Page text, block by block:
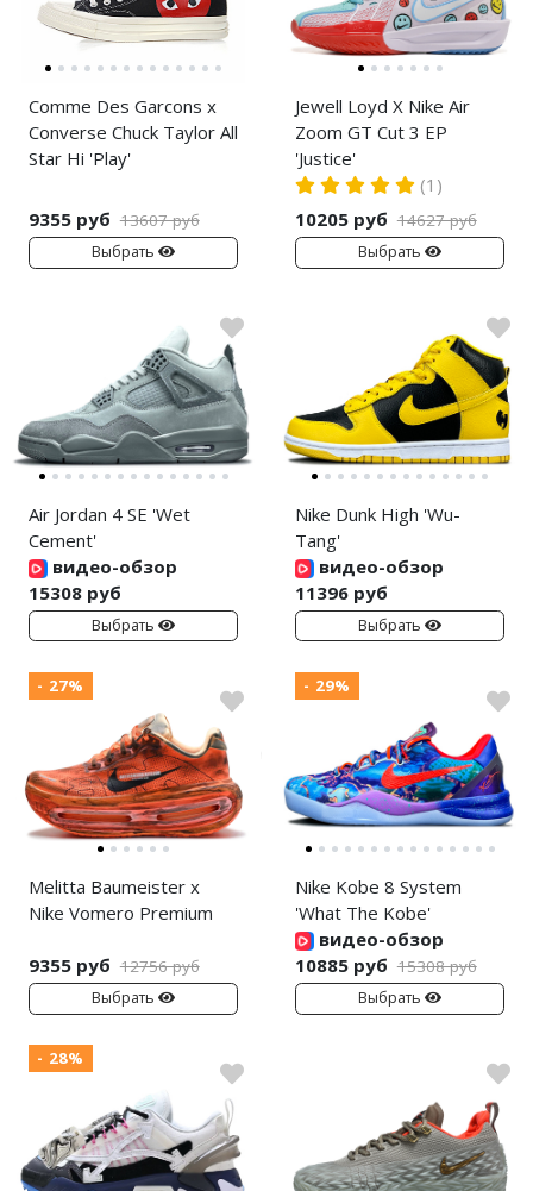
Comme Des Garcons x
Converse Chuck Taylor All
Star Hi 'Play'
9355 руб 13607 руб
Выбрать
Jewell Loyd X Nike Air
Zoom GT Cut 3 EP
'Justice'
(1)
10205 руб 14627 руб
Выбрать
Air Jordan 4 SE 'Wet
Cement'
видео-обзор
15308 руб
Выбрать
Nike Dunk High 'Wu-
Tang'
видео-обзор
11396 руб
Выбрать
- 27%
Melitta Baumeister x
Nike Vomero Premium
9355 руб 12756 руб
Выбрать
- 29%
Nike Kobe 8 System
'What The Kobe'
видео-обзор
10885 руб 15308 руб
Выбрать
- 28%